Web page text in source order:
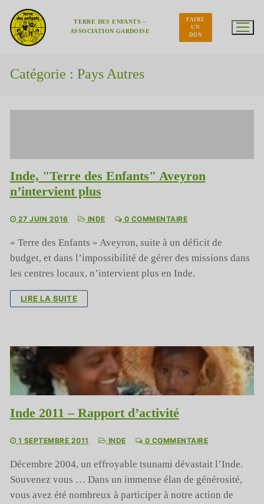
contenu
TERRE DES ENFANTS –
ASSOCIATION GARDOISE
FAIRE
UN
DON
Catégorie : Pays Autres
Inde, "Terre des Enfants" Aveyron
n’intervient plus
27 JUIN 2016 INDE 0 COMMENTAIRE
« Terre des Enfants » Aveyron, suite à un déficit de
budget, et dans l’impossibilité de gérer des missions dans
les centres locaux, n’intervient plus en Inde.
LIRE LA SUITE
Inde 2011 – Rapport d’activité
1 SEPTEMBRE 2011 INDE 0 COMMENTAIRE
Décembre 2004, un effroyable tsunami dévastait l’Inde.
Souvenez vous … Dans un immense élan de générosité,
vous avez été nombreux à participer à notre action de